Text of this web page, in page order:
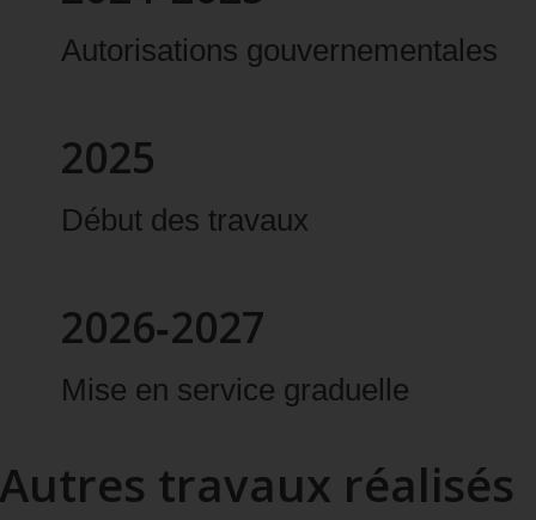
Autorisations gouvernementales
2025
Début des travaux
2026‑2027
Mise en service graduelle
Autres travaux réalisés